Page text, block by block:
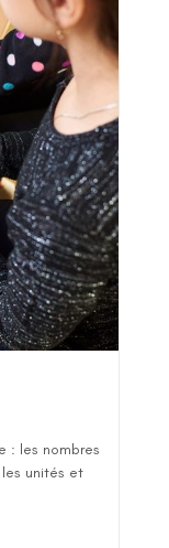
: les nombres
les unités et